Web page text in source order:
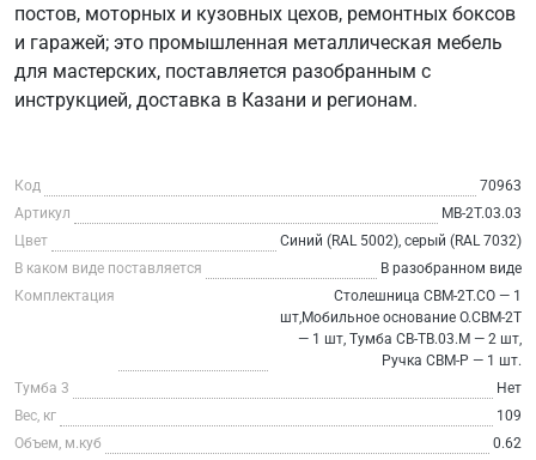
постов, моторных и кузовных цехов, ремонтных боксов
и гаражей; это промышленная металлическая мебель
для мастерских, поставляется разобранным с
инструкцией, доставка в Казани и регионам.
Код
70963
Артикул
МВ-2Т.03.03
Цвет
Синий (RAL 5002), серый (RAL 7032)
В каком виде поставляется
В разобранном виде
Комплектация
Столешница СВМ-2Т.СО — 1
шт,Мобильное основание О.СВМ-2Т
— 1 шт, Тумба СВ-ТВ.03.М — 2 шт,
Ручка СВМ-Р — 1 шт.
Тумба 3
Нет
Вес, кг
109
Объем, м.куб
0.62